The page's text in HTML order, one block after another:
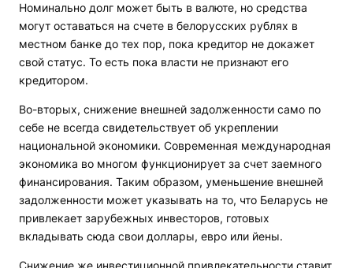
Номинально долг может быть в валюте, но средства
могут оставаться на счете в белорусских рублях в
местном банке до тех пор, пока кредитор не докажет
свой статус. То есть пока власти не признают его
кредитором.
Во-вторых, снижение внешней задолженности само по
себе не всегда свидетельствует об укреплении
национальной экономики. Современная международная
экономика во многом функционирует за счет заемного
финансирования. Таким образом, уменьшение внешней
задолженности может указывать на то, что Беларусь не
привлекает зарубежных инвесторов, готовых
вкладывать сюда свои доллары, евро или йены.
Снижение же инвестиционной привлекательности ставит